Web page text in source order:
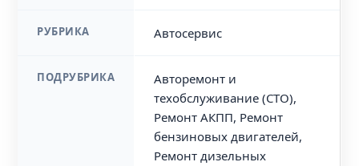
РУБРИКА Автосервис
ПОДРУБРИКА
Авторемонт и
техобслуживание (СТО),
Ремонт АКПП, Ремонт
бензиновых двигателей,
Ремонт дизельных